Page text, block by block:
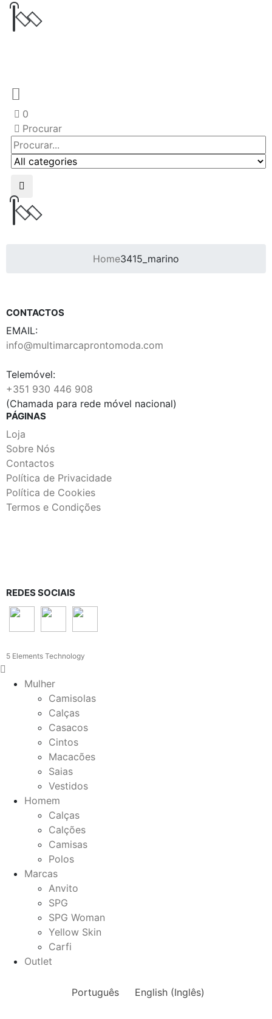
0
Procurar
Home3415_marino
CONTACTOS
EMAIL:
info@multimarcaprontomoda.com
Telemóvel:
+351 930 446 908
(Chamada para rede móvel nacional)
PÁGINAS
Loja
Sobre Nós
Contactos
Política de Privacidade
Política de Cookies
Termos e Condições
REDES SOCIAIS
5 Elements Technology
Mulher
Camisolas
Calças
Casacos
Cintos
Macacões
Saias
Vestidos
Homem
Calças
Calções
Camisas
Polos
Marcas
Anvito
SPG
SPG Woman
Yellow Skin
Carfi
Outlet
Português English(Inglês)